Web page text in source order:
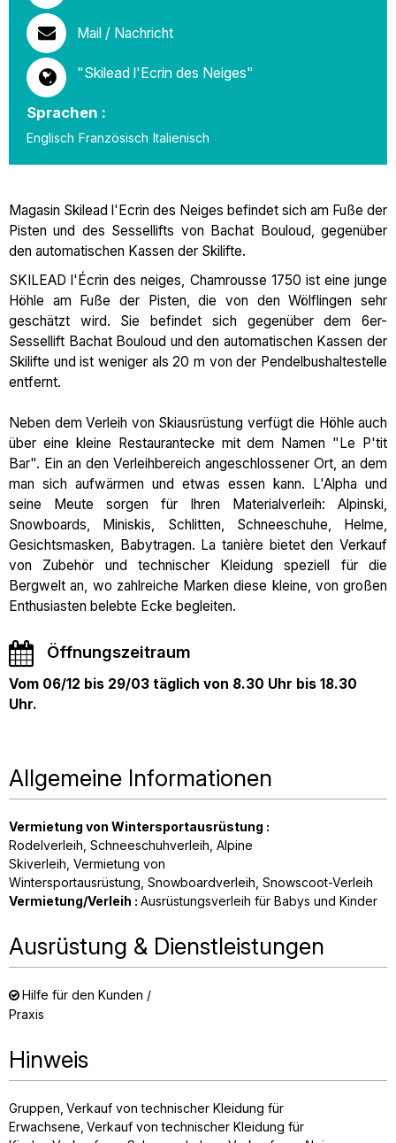
Mail / Nachricht
"Skilead l'Ecrin des Neiges"
Sprachen :
Englisch Französisch Italienisch
Magasin Skilead l'Ecrin des Neiges befindet sich am Fuße der
Pisten und des Sessellifts von Bachat Bouloud, gegenüber
den automatischen Kassen der Skilifte.
SKILEAD l'Écrin des neiges, Chamrousse 1750 ist eine junge
Höhle am Fuße der Pisten, die von den Wölflingen sehr
geschätzt wird. Sie befindet sich gegenüber dem 6er-
Sessellift Bachat Bouloud und den automatischen Kassen der
Skilifte und ist weniger als 20 m von der Pendelbushaltestelle
entfernt.
Neben dem Verleih von Skiausrüstung verfügt die Höhle auch
über eine kleine Restaurantecke mit dem Namen "Le P'tit
Bar". Ein an den Verleihbereich angeschlossener Ort, an dem
man sich aufwärmen und etwas essen kann. L'Alpha und
seine Meute sorgen für Ihren Materialverleih: Alpinski,
Snowboards, Miniskis, Schlitten, Schneeschuhe, Helme,
Gesichtsmasken, Babytragen. La tanière bietet den Verkauf
von Zubehör und technischer Kleidung speziell für die
Bergwelt an, wo zahlreiche Marken diese kleine, von großen
Enthusiasten belebte Ecke begleiten.
Öffnungszeitraum
Vom 06/12 bis 29/03 täglich von 8.30 Uhr bis 18.30
Uhr.
Allgemeine Informationen
Vermietung von Wintersportausrüstung :
Rodelverleih Schneeschuhverleih Alpine
Skiverleih Vermietung von
Wintersportausrüstung Snowboardverleih Snowscoot-Verleih
Vermietung/Verleih : Ausrüstungsverleih für Babys und Kinder
Ausrüstung & Dienstleistungen
Hilfe für den Kunden /
Praxis
Hinweis
Gruppen Verkauf von technischer Kleidung für
Erwachsene Verkauf von technischer Kleidung für